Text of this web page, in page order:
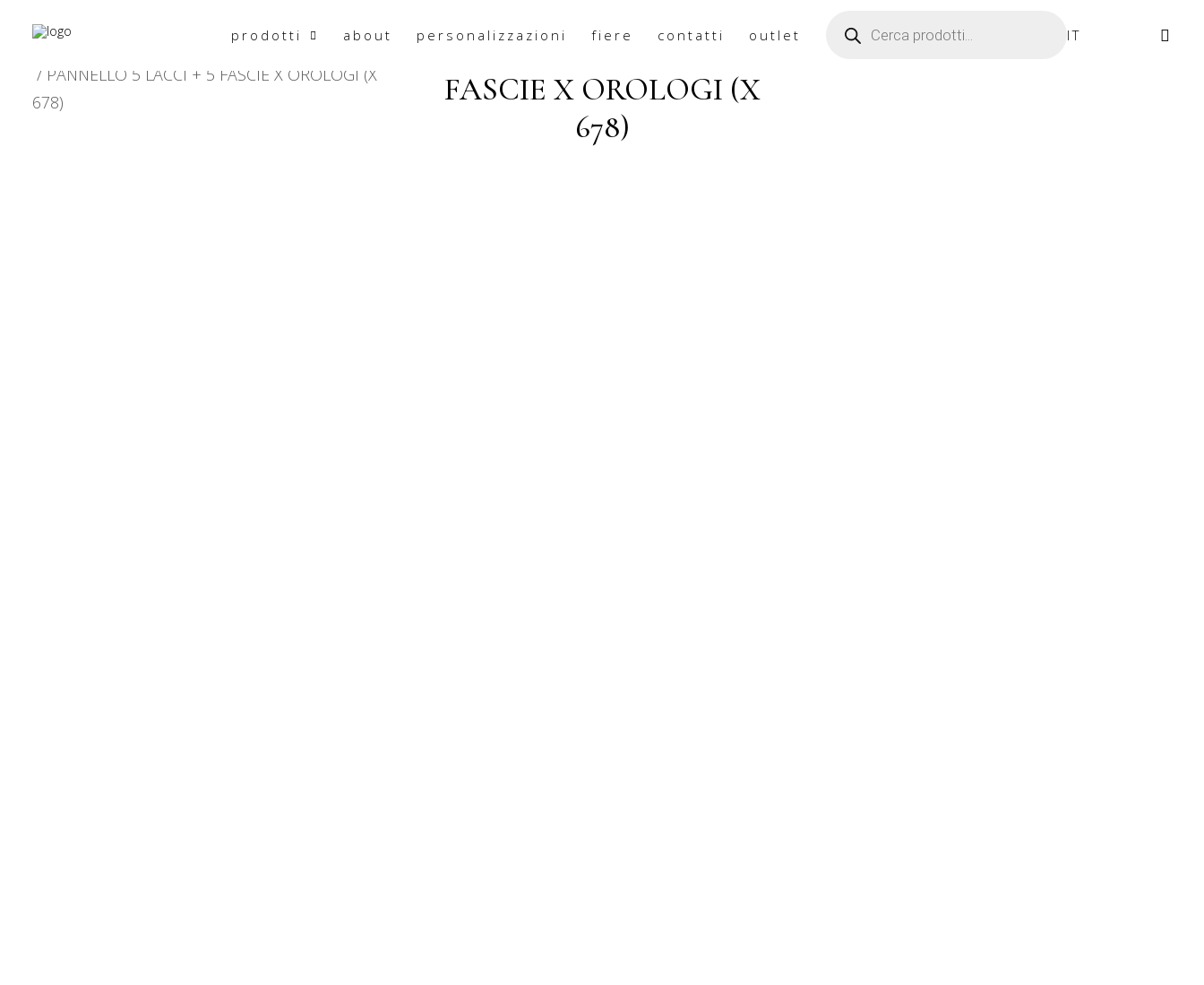
prodotti about personalizzazioni fiere contatti outlet IT
PRODOTTO CARATTERISTICHE
PANNELLO 5 LACCI + 5 FASCIE X OROLOGI (X
678)
PANNELLO 5 LACCI + 5
FASCIE X OROLOGI (X
678)